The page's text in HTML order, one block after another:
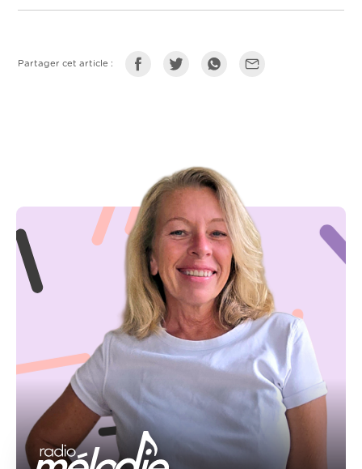
Partager cet article :